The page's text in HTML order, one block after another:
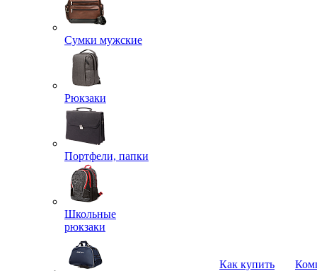
Сумки мужские
Рюкзаки
Портфели, папки
Школьные
рюкзаки
Как купить